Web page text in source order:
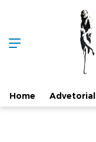
Home Advetorial